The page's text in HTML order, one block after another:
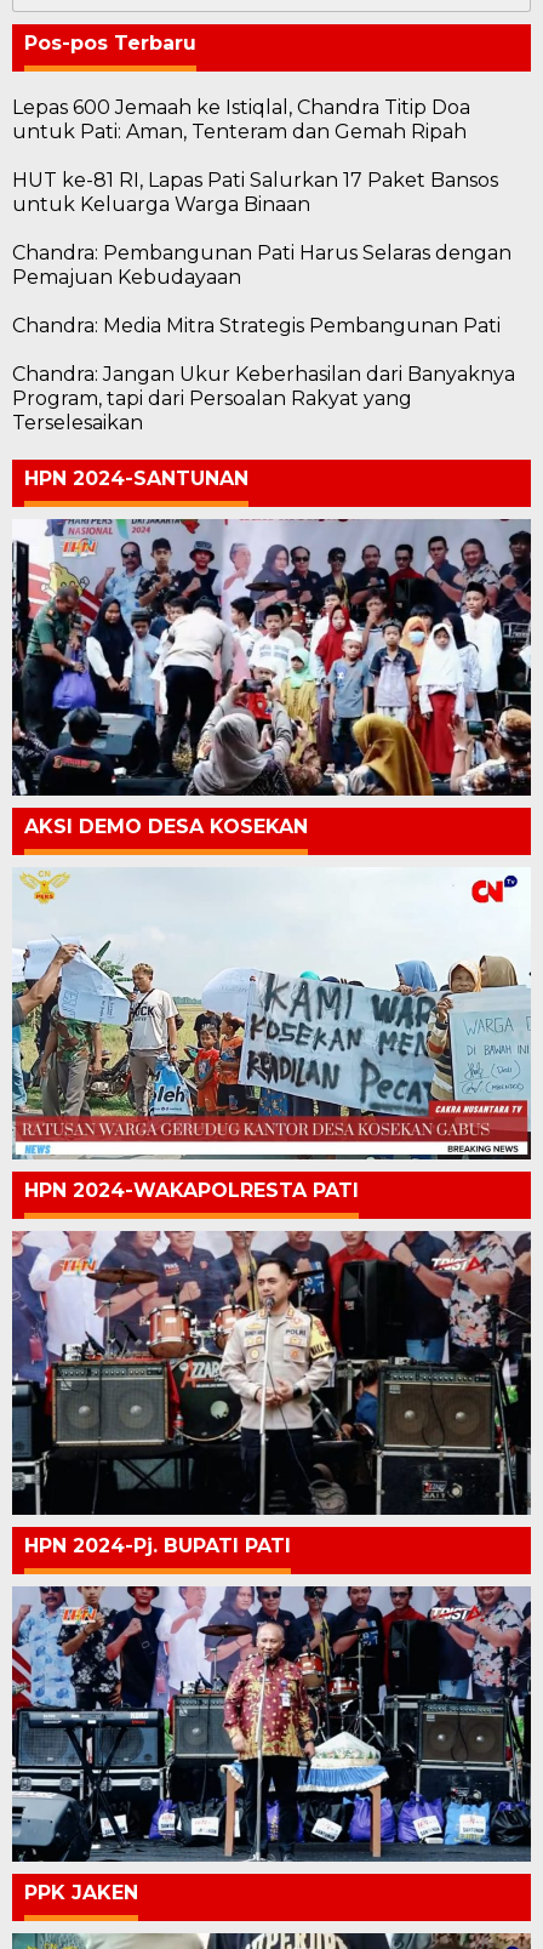
Pos-pos Terbaru
Lepas 600 Jemaah ke Istiqlal, Chandra Titip Doa
untuk Pati: Aman, Tenteram dan Gemah Ripah
HUT ke-81 RI, Lapas Pati Salurkan 17 Paket Bansos
untuk Keluarga Warga Binaan
Chandra: Pembangunan Pati Harus Selaras dengan
Pemajuan Kebudayaan
Chandra: Media Mitra Strategis Pembangunan Pati
Chandra: Jangan Ukur Keberhasilan dari Banyaknya
Program, tapi dari Persoalan Rakyat yang
Terselesaikan
HPN 2024-SANTUNAN
AKSI DEMO DESA KOSEKAN
HPN 2024-WAKAPOLRESTA PATI
HPN 2024-Pj. BUPATI PATI
PPK JAKEN